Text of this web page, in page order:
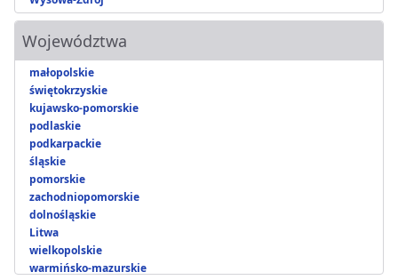
Województwa
małopolskie
świętokrzyskie
kujawsko-pomorskie
podlaskie
podkarpackie
śląskie
pomorskie
zachodniopomorskie
dolnośląskie
Litwa
wielkopolskie
warmińsko-mazurskie